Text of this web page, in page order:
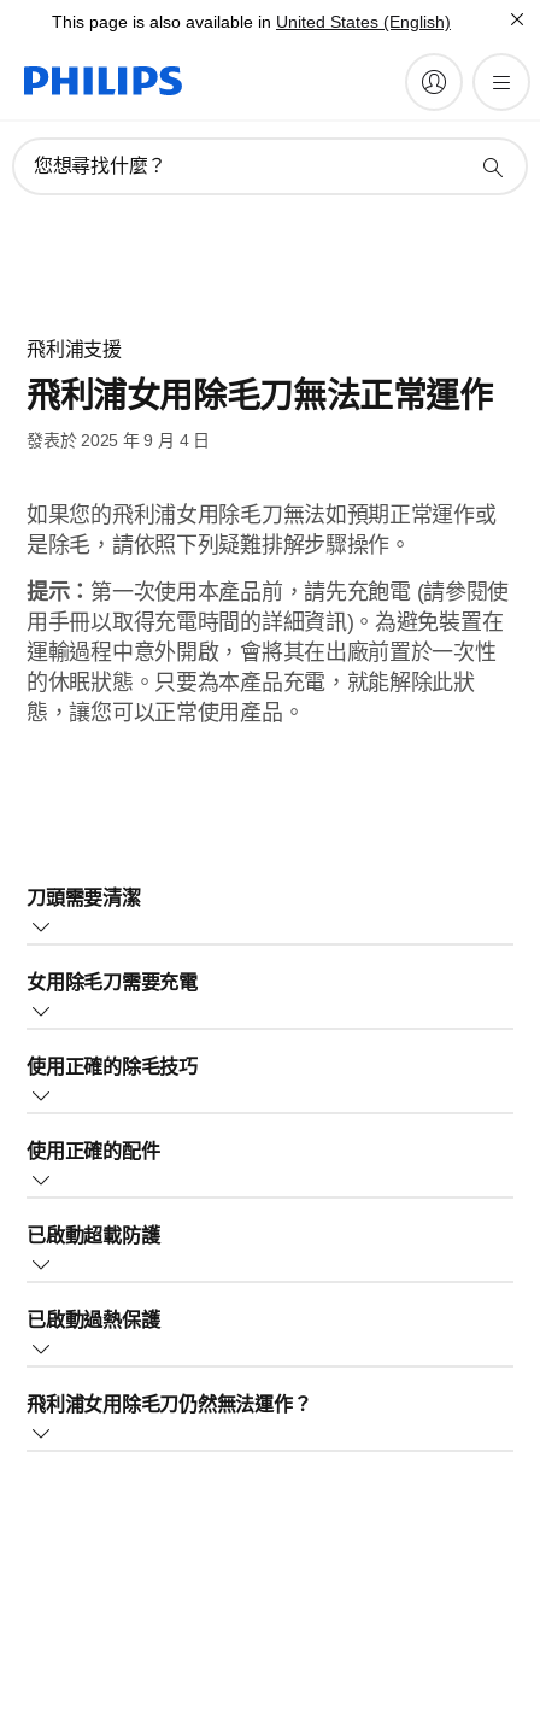
This page is also available in United States (English)
您想尋找什麼？
飛利浦支援
飛利浦女用除毛刀無法正常運作
發表於 2025 年 9 月 4 日
如果您的飛利浦女用除毛刀無法如預期正常運作或
是除毛，請依照下列疑難排解步驟操作。
提示： 第一次使用本產品前，請先充飽電 (請參閱使
用手冊以取得充電時間的詳細資訊)。為避免裝置在
運輸過程中意外開啟，會將其在出廠前置於一次性
的休眠狀態。只要為本產品充電，就能解除此狀
態，讓您可以正常使用產品。
刀頭需要清潔
皮膚刺激。如有受損，需立即更換。女用除毛刀需要定期清潔才能正常
運作。毛髮或碎屑可能會卡在裝置中並影響其效能。每次使用後請仔細
以保護刀網。
作。請依照下列指示清潔裝置：
下。沖洗握柄上方的毛髮收集室。
在溫水下沖洗刀網 30 秒。將其靜置至完全風乾。將刀網扣回 (會聽見
「喀噠」一聲) 產品上以裝回刀網頭。
女用除毛刀需要充電
是除毛效果不如以往，可能是因為充電不足。為達到最佳
效能，請在下次使用前為女用除毛刀充飽電。
充電時間依機型而異，您可以在隨附的使用手冊中，找到
女用除毛刀的充電時間詳細資訊。
備註：乾濕兩用女用除毛刀連接電源時無法使用。請務必
先中斷裝置與電源的連接，再將裝置弄濕。
如果您的飛利浦女用除毛刀隨附 USB 充電纜線，飛利浦的
估計充電時間是以纜線連接到著名大廠之轉接器的時間為
依據。充電應符合下列規格：
輸入電壓：100-240V。
使用正確的除毛技巧
痛或刺激。除毛時，用一隻手輕輕拉緊皮膚，逆著毛髮生
長的方向慢慢移動除毛刀。請確保除毛刀或修整刀頭完全
慢移動除毛刀。
使用正確的配件
頭上。此配件可將皮膚上的毛髮豎直，讓您更容易將其清
除。
已啟動超載防護
即會啟動此功能。這是為了保護您的皮膚免於損傷。讓除
毛刀滑過皮膚，避免過度用力按壓。
已啟動過熱保護
種情況時，女用除毛刀上的紅色指示燈會閃爍，且產品會
停止運作。
飛利浦女用除毛刀仍然無法運作？